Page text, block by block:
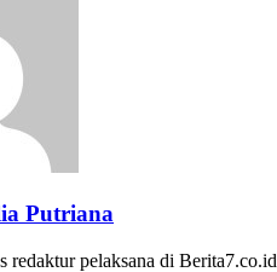
Putriana
redaktur pelaksana di Berita7.co.id